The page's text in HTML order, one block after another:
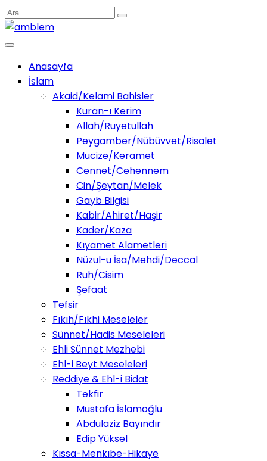
Anasayfa
İslam
Akaid/Kelami Bahisler
Kuran-ı Kerim
Allah/Ruyetullah
Peygamber/Nübüvvet/Risalet
Mucize/Keramet
Cennet/Cehennem
Cin/Şeytan/Melek
Gayb Bilgisi
Kabir/Ahiret/Haşir
Kader/Kaza
Kıyamet Alametleri
Nüzul-u İsa/Mehdi/Deccal
Ruh/Cisim
Şefaat
Tefsir
Fıkıh/Fıkhi Meseleler
Sünnet/Hadis Meseleleri
Ehli Sünnet Mezhebi
Ehl-i Beyt Meseleleri
Reddiye & Ehl-i Bidat
Tekfir
Mustafa İslamoğlu
Abdulaziz Bayındır
Edip Yüksel
Kıssa-Menkıbe-Hikaye